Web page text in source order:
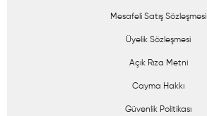
Mesafeli Satış Sözleşmesi
Üyelik Sözleşmesi
Açık Rıza Metni
Cayma Hakkı
Güvenlik Politikası